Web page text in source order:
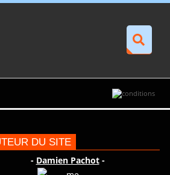
DU SITE
- Damien Pachot-